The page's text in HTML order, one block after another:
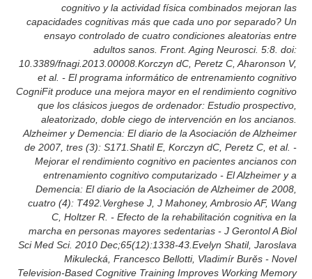
cognitivo y la actividad física combinados mejoran las
capacidades cognitivas más que cada uno por separado? Un
ensayo controlado de cuatro condiciones aleatorias entre
adultos sanos. Front. Aging Neurosci. 5:8. doi:
10.3389/fnagi.2013.00008.Korczyn dC, Peretz C, Aharonson V,
et al. - El programa informático de entrenamiento cognitivo
CogniFit produce una mejora mayor en el rendimiento cognitivo
que los clásicos juegos de ordenador: Estudio prospectivo,
aleatorizado, doble ciego de intervención en los ancianos.
Alzheimer y Demencia: El diario de la Asociación de Alzheimer
de 2007, tres (3): S171.Shatil E, Korczyn dC, Peretz C, et al. -
Mejorar el rendimiento cognitivo en pacientes ancianos con
entrenamiento cognitivo computarizado - El Alzheimer y a
Demencia: El diario de la Asociación de Alzheimer de 2008,
cuatro (4): T492.Verghese J, J Mahoney, Ambrosio AF, Wang
C, Holtzer R. - Efecto de la rehabilitación cognitiva en la
marcha en personas mayores sedentarias - J Gerontol A Biol
Sci Med Sci. 2010 Dec;65(12):1338-43.Evelyn Shatil, Jaroslava
Mikulecká, Francesco Bellotti, Vladimír Burěs - Novel
Television-Based Cognitive Training Improves Working Memory